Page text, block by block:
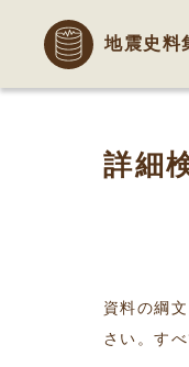
地震史料
詳細
資料の綱
さい。す